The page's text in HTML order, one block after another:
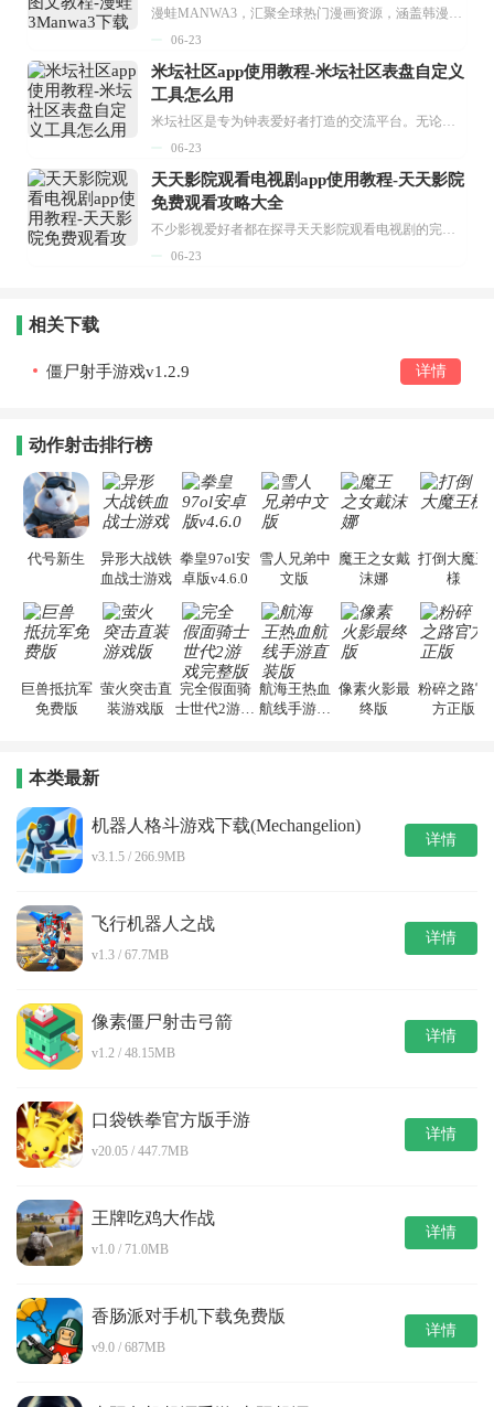
漫蛙MANWA3，汇聚全球热门漫画资源，涵盖韩漫、欧美漫画、国漫等多种类型，题材丰富多样，全方位满足用户阅读喜好。它不仅是阅读平台，更是创作平台，为广大用户打造零门槛创作环境。...
06-23
米坛社区app使用教程-米坛社区表盘自定义
工具怎么用
米坛社区是专为钟表爱好者打造的交流平台。无论你是初涉钟表领域的普通爱好者，还是拥有多年收藏经验的资深玩家，都能在此找到属于自己的天地。 无需注册，就能轻松参与其中。通过专业的讨论论坛与丰富的交互功能，你可与世界各地的钟表爱好者畅快交流。若你钟情于钟表，米坛社区无疑是值得一试的理想之选。在这里，你能获取最新的手表资讯，交流见解，提升鉴赏品味，让每一块手表都成为收藏故事中重要的一部分。感兴趣的朋友，不要错过下载机会。...
06-23
天天影院观看电视剧app使用教程-天天影院
免费观看攻略大全
不少影视爱好者都在探寻天天影院观看电视剧的完整方法，结合最新平台使用规则，本篇新手入门攻略全面讲解观看渠道、检索流程、播放设置以及画面模式调整等实用内容。全文适配手机、电脑等主流设备，步骤简洁易懂，无论是初次使用的新手，还是想要优化观影体验的用户，都能参照内容快速上手，熟练掌握平台各项操作技巧，轻松畅享影视内容。...
06-23
相关下载
僵尸射手游戏v1.2.9 详情
动作射击排行榜
代号新生
异形大战铁
血战士游戏
拳皇97ol安
卓版v4.6.0
雪人兄弟中
文版
魔王之女戴
沫娜
打倒大魔王
様
巨兽抵抗军
免费版
萤火突击直
装游戏版
完全假面骑
士世代2游戏
航海王热血
航线手游直
像素火影最
终版
粉碎之路官
方正版
本类最新
机器人格斗游戏下载(Mechangelion)
v3.1.5 / 266.9MB
详情
飞行机器人之战
v1.3 / 67.7MB
详情
像素僵尸射击弓箭
v1.2 / 48.15MB
详情
口袋铁拳官方版手游
v20.05 / 447.7MB
详情
王牌吃鸡大作战
v1.0 / 71.0MB
详情
香肠派对手机下载免费版
v9.0 / 687MB
详情